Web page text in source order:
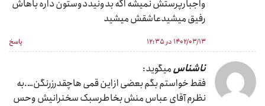
واجبارپرستش نمیشه اگه بدونیددوستون داره باهاش
رفیق میشیدعاشقش میشید
۱۴۰۲/۰۳/۱۳ در ۱۲:۳۵ پاسخ
ناشناسمیگوید:
فقط خواستم بگم بعضی ازاین قمی هاچقدرزرنگن….به
نظرم آقای عباس منش بخاطرسبک سخنرانیش وحس